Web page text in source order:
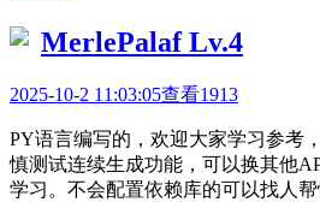
MerlePalafLv.4
2025-10-2 11:03:05查看1913
PY语言编写的，欢迎大家学习参考
慎测试连续生成功能，可以换其他
学习。不会配置依赖库的可以找人